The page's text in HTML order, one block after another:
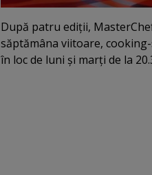
După patru ediţii,
săptămâna viitoare,
în loc de luni şi marţi de la